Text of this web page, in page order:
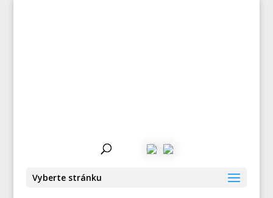
Vyberte stránku